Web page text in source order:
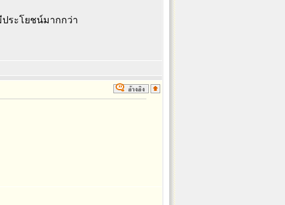
ระโยชน์มากกว่า